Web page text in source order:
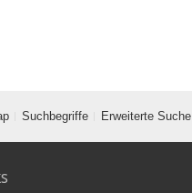
Suchbegriffe Erweiterte Suche